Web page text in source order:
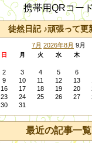
携帯用QRコー
徒然日記 ♪頑張って更
7月 2026年8月 9月
日 月 火 水 木
2
3 4 5 6
9
10 11 12 13
16
17 18 19 20
23
24 25 26 27
30
31
最近の記事一覧